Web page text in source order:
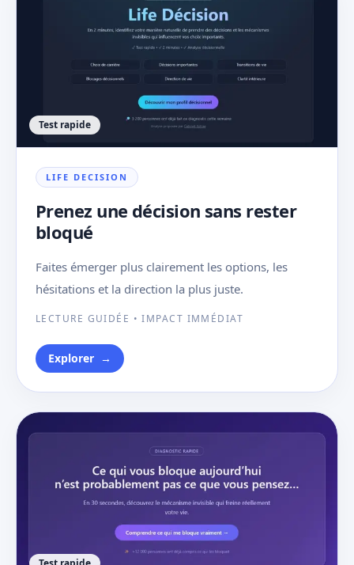
Test rapide
LIFE DECISION
Prenez une décision sans rester
bloqué
Faites émerger plus clairement les options, les
hésitations et la direction la plus juste.
LECTURE GUIDÉE • IMPACT IMMÉDIAT
Explorer →